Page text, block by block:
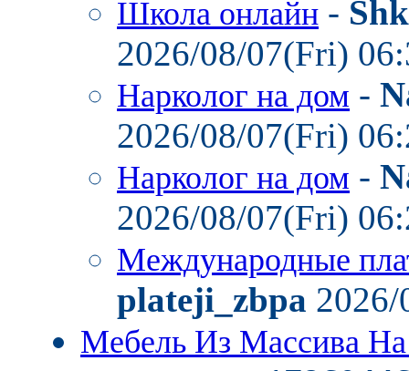
Школа онлайн -
2026/08/07(Fri)
Нарколог на дом -
2026/08/07(Fri)
Нарколог на дом -
2026/08/07(Fri)
Международные
plateji_zbpa
Мебель Из Массива